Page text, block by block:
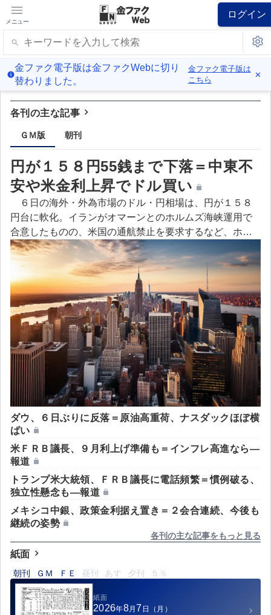
メニュー
ログイン
金ファク電子版は金ファクWebに切り
替わりました。
金ファク電子版は
こちら
✕
各刊の主な記事
ＧＭ版 朝刊
円が１５８円55銭まで下落＝中東不
安や米金利上昇でドル買い
６日の海外・外為市場のドル・円相場は、円が１５８
円台に軟化。イランがオマーンとのホルムズ海峡運用で
合意したものの、米国の通航禁止を要求するなど、ホル
ムズ海峡の安全運航の不透明感が再燃した。その結果、
ＷＴＩ原油先物価格は１バレル＝７５ドル台から７８ド
ル台に上昇…
ダウ、６日ぶりに反落＝原油高重荷、ナスダックほぼ横
ばい
米ＦＲＢ議長、９月利上げ準備も＝インフレ高進なら―
報道
トランプ米大統領、ＦＲＢ議長に電話頻繁＝慣例破る、
独立性懸念も―報道
メキシコ中銀、政策金利据え置き＝２会合連続、今後も
継続の姿勢
各刊の主な記事をもっと見る
紙面
朝刊 ＧＭ ＦＥ 昼刊 あす 夕刊 ５％
紙面
2026年8月7 日 （月）